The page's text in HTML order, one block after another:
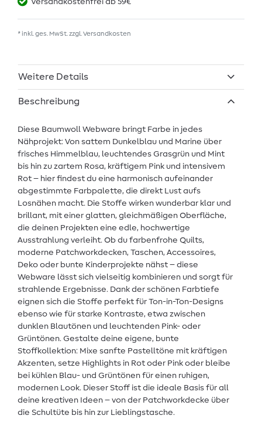
Versandkostenfrei ab 59€
* inkl. ges. MwSt. zzgl. Versandkosten
Weitere Details
Beschreibung
Diese Baumwoll Webware bringt Farbe in jedes
Nähprojekt: Von sattem Dunkelblau und Marine über
frisches Himmelblau, leuchtendes Grasgrün und Mint
bis hin zu zartem Rosa, kräftigem Pink und intensivem
Rot – hier findest du eine harmonisch aufeinander
abgestimmte Farbpalette, die direkt Lust aufs
Losnähen macht. Die Stoffe wirken wunderbar klar und
brillant, mit einer glatten, gleichmäßigen Oberfläche,
die deinen Projekten eine edle, hochwertige
Ausstrahlung verleiht. Ob du farbenfrohe Quilts,
moderne Patchworkdecken, Taschen, Accessoires,
Deko oder bunte Kinderprojekte nähst – diese
Webware lässt sich vielseitig kombinieren und sorgt für
strahlende Ergebnisse. Dank der schönen Farbtiefe
eignen sich die Stoffe perfekt für Ton-in-Ton-Designs
ebenso wie für starke Kontraste, etwa zwischen
dunklen Blautönen und leuchtenden Pink- oder
Grüntönen. Gestalte deine eigene, bunte
Stoffkollektion: Mixe sanfte Pastelltöne mit kräftigen
Akzenten, setze Highlights in Rot oder Pink oder bleibe
bei kühlen Blau- und Grüntönen für einen ruhigen,
modernen Look. Dieser Stoff ist die ideale Basis für all
deine kreativen Ideen – von der Patchworkdecke über
die Schultüte bis hin zur Lieblingstasche.